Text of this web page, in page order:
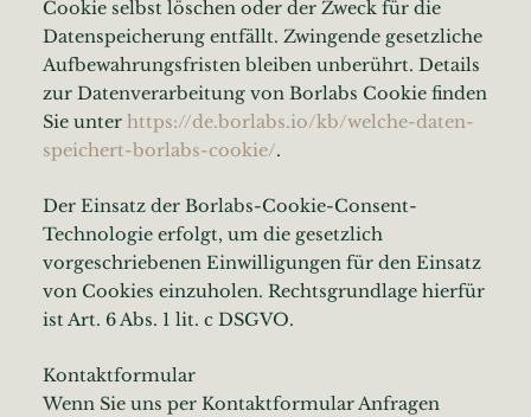
Cookie selbst löschen oder der Zweck für die
Datenspeicherung entfällt. Zwingende gesetzliche
Aufbewahrungsfristen bleiben unberührt. Details
zur Datenverarbeitung von Borlabs Cookie finden
Sie unter https://de.borlabs.io/kb/welche-daten-
speichert-borlabs-cookie/.
Der Einsatz der Borlabs-Cookie-Consent-
Technologie erfolgt, um die gesetzlich
vorgeschriebenen Einwilligungen für den Einsatz
von Cookies einzuholen. Rechtsgrundlage hierfür
ist Art. 6 Abs. 1 lit. c DSGVO.
Kontaktformular
Wenn Sie uns per Kontaktformular Anfragen